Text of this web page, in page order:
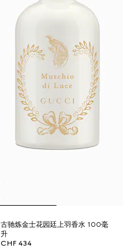
古驰炼金士花园廷上羽香水 100毫
升
CHF 434